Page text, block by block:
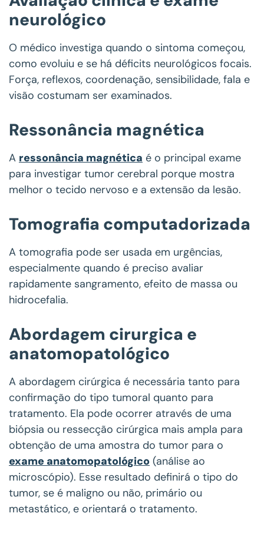
neurológico
O médico investiga quando o sintoma começou,
como evoluiu e se há déficits neurológicos focais.
Força, reflexos, coordenação, sensibilidade, fala e
visão costumam ser examinados.
Ressonância magnética
A ressonância magnética é o principal exame
para investigar tumor cerebral porque mostra
melhor o tecido nervoso e a extensão da lesão.
Tomografia computadorizada
A tomografia pode ser usada em urgências,
especialmente quando é preciso avaliar
rapidamente sangramento, efeito de massa ou
hidrocefalia.
Abordagem cirurgica e
anatomopatológico
A abordagem cirúrgica é necessária tanto para
confirmação do tipo tumoral quanto para
tratamento. Ela pode ocorrer através de uma
biópsia ou ressecção cirúrgica mais ampla para
obtenção de uma amostra do tumor para o
exame anatomopatológico (análise ao
microscópio). Esse resultado definirá o tipo do
tumor, se é maligno ou não, primário ou
metastático, e orientará o tratamento.